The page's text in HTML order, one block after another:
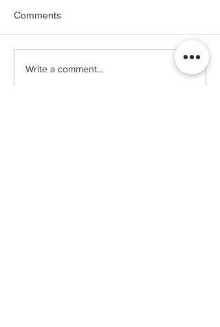
한식진흥원 2025 한식인식
Comments
Write a comment...